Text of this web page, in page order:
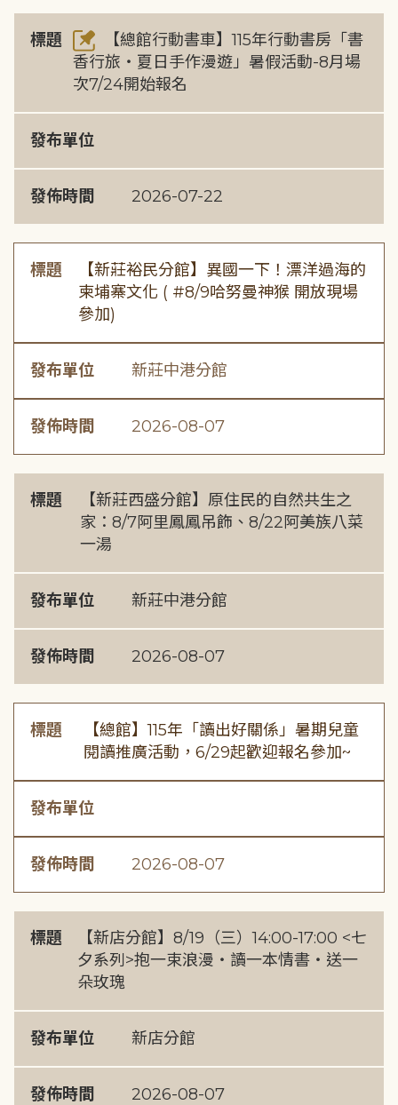
標題
【總館行動書車】115年行動書房「書
香行旅・夏日手作漫遊」暑假活動-8月場
次7/24開始報名
發布單位
發佈時間 2026-07-22
標題
【新莊裕民分館】異國一下！漂洋過海的
柬埔寨文化 ( #8/9哈努曼神猴 開放現場
參加)
發布單位 新莊中港分館
發佈時間 2026-08-07
標題
【新莊西盛分館】原住民的自然共生之
家：8/7阿里鳳鳳吊飾、8/22阿美族八菜
一湯
發布單位 新莊中港分館
發佈時間 2026-08-07
標題
【總館】115年「讀出好關係」暑期兒童
閱讀推廣活動，6/29起歡迎報名參加~
發布單位
發佈時間 2026-08-07
標題
【新店分館】8/19（三）14:00-17:00 <七
夕系列>抱一束浪漫・讀一本情書・送一
朵玫瑰
發布單位 新店分館
發佈時間 2026-08-07